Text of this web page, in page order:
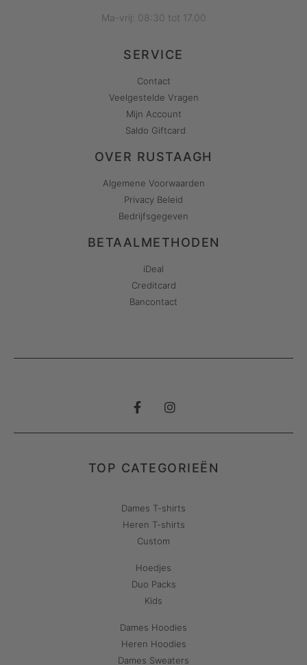
Ma-vrij: 08:30 tot 17.00
SERVICE
Contact
Veelgestelde Vragen
Mijn Account
Saldo Giftcard
OVER RUSTAAGH
Algemene Voorwaarden
Privacy Beleid
Bedrijfsgegeven
BETAALMETHODEN
iDeal
Creditcard
Bancontact
TOP CATEGORIEËN
Dames T-shirts
Heren T-shirts
Custom
Hoedjes
Duo Packs
Kids
Dames Hoodies
Heren Hoodies
Dames Sweaters